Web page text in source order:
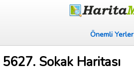
Önemli Yerler
5627. Sokak Haritası